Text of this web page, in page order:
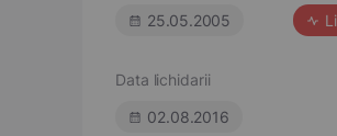
25.05.2005
Data lichidarii
02.08.2016